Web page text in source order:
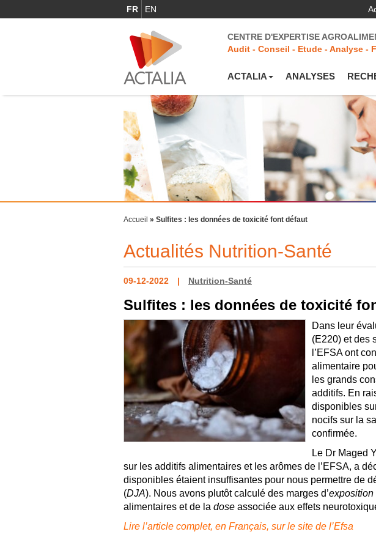
FR EN
CENTRE D'EXPERTISE
Audit - Conseil - Etude - Analyse -
ACTALIA ANALYSES
Accueil » Sulfites : les données de toxicité font défaut
Actualités Nutrition-Santé
09-12-2022 Nutrition-Santé
Sulfites : les données de toxicité
Dans leur
(E220) et des
l’EFSA ont
alimentaire
les grands
additifs. En
disponibles
nocifs sur la
confirmée.
Le Dr Maged
sur les additifs alimentaires et les arômes de l’EFSA, a
disponibles étaient insuffisantes pour nous permettre de
(DJA). Nous avons plutôt calculé des marges d’exposition
alimentaires et de la dose associée aux effets
Lire l’article complet, en Français, sur le site de l’Efsa